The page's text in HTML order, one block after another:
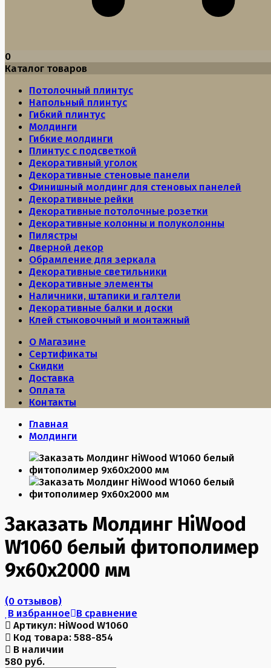
0
Каталог товаров
Потолочный плинтус
Напольный плинтус
Гибкий плинтус
Молдинги
Гибкие молдинги
Плинтус с подсветкой
Декоративный уголок
Декоративные стеновые панели
Финишный молдинг для стеновых панелей
Декоративные рейки
Декоративные потолочные розетки
Декоративные колонны и полуколонны
Пилястры
Дверной декор
Обрамление для зеркала
Декоративные светильники
Декоративные элементы
Наличники, штапики и галтели
Декоративные балки и доски
Клей стыковочный и монтажный
О Магазине
Сертификаты
Скидки
Доставка
Оплата
Контакты
Главная
Молдинги
Заказать Молдинг HiWood
W1060 белый фитополимер
9х60х2000 мм
(0 отзывов)
В избранное В сравнение
Артикул: HiWood W1060
Код товара: 588-854
В наличии
580 руб.